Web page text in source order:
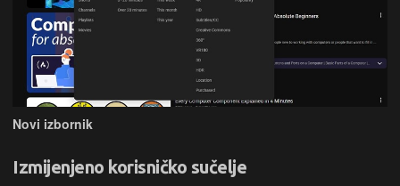
Novi izbornik
Izmijenjeno korisničko sučelje